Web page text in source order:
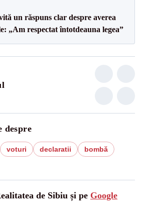
un răspuns clar despre averea
„Am respectat întotdeauna legea”
despre
voturi declaratii
bombă
de Sibiu și pe Google